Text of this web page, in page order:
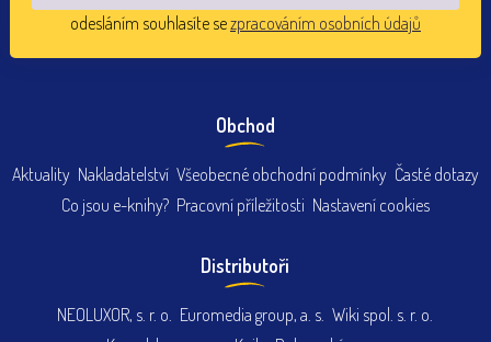
odesláním souhlasíte sezpracováním osobních údajů
Obchod
Aktuality Nakladatelství Všeobecné obchodní podmínky Časté dotazy
Co jsou e-knihy? Pracovní příležitosti Nastavení cookies
Distributoři
NEOLUXOR, s. r. o. Euromedia group, a. s. Wiki spol. s. r. o.